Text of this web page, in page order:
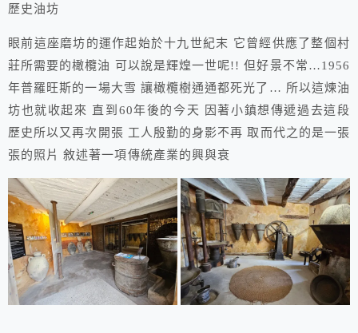
歷史油坊
眼前這座磨坊的運作起始於十九世紀末 它曾經供應了整個村
莊所需要的橄欖油 可以說是輝煌一世呢!! 但好景不常…1956
年普羅旺斯的一場大雪 讓橄欖樹通通都死光了… 所以這煉油
坊也就收起來 直到60年後的今天 因著小鎮想傳遞過去這段
歷史所以又再次開張 工人殷勤的身影不再 取而代之的是一張
張的照片 敘述著一項傳統產業的興與衰